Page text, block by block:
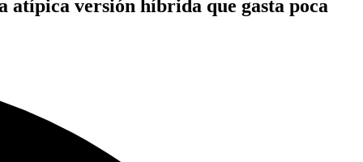
atípica versión híbrida que gasta poca